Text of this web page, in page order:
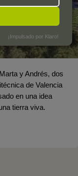
y Andrés, dos
de Valencia
en una idea
tierra viva.
¡Impulsado por Klaro!